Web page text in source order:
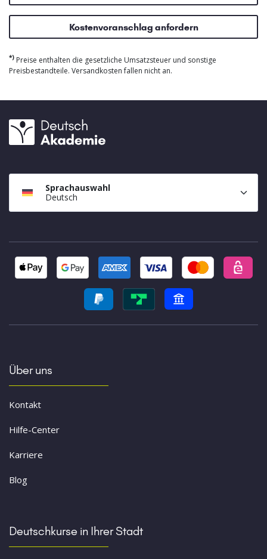
Kostenvoranschlag anfordern
*) Preise enthalten die gesetzliche Umsatzsteuer und sonstige
Preisbestandteile. Versandkosten fallen nicht an.
Sprachauswahl
Deutsch
Über uns
Kontakt
Hilfe-Center
Karriere
Blog
Deutschkurse in Ihrer Stadt